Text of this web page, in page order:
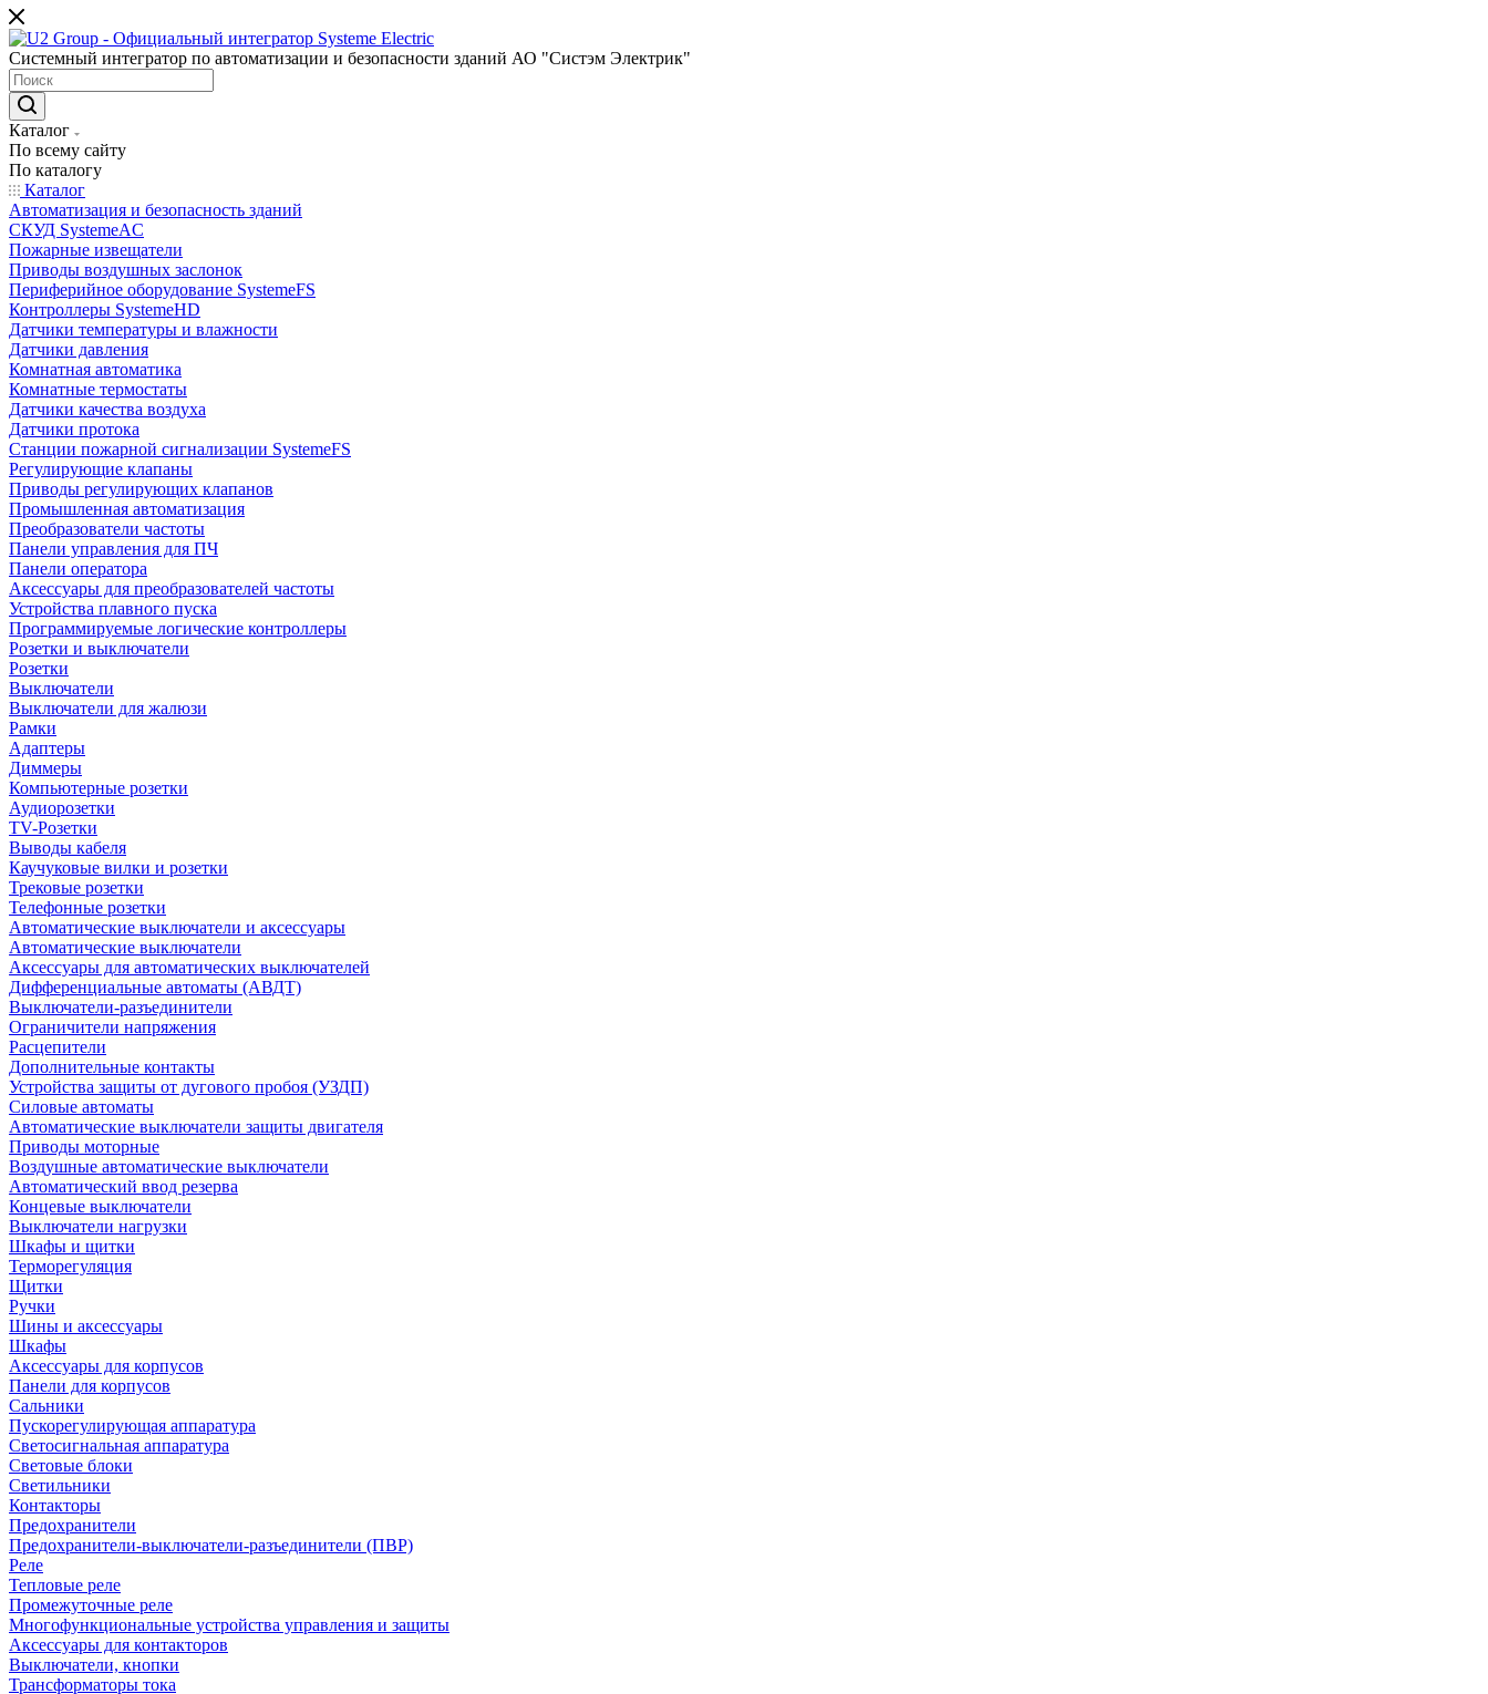
Системный интегратор по автоматизации и безопасности зданий АО "Систэм Электрик"
Каталог
По всему сайту
По каталогу
Каталог
Автоматизация и безопасность зданий
СКУД SystemeAC
Пожарные извещатели
Приводы воздушных заслонок
Периферийное оборудование SystemeFS
Контроллеры SystemeHD
Датчики температуры и влажности
Датчики давления
Комнатная автоматика
Комнатные термостаты
Датчики качества воздуха
Датчики протока
Станции пожарной сигнализации SystemeFS
Регулирующие клапаны
Приводы регулирующих клапанов
Промышленная автоматизация
Преобразователи частоты
Панели управления для ПЧ
Панели оператора
Аксессуары для преобразователей частоты
Устройства плавного пуска
Программируемые логические контроллеры
Розетки и выключатели
Розетки
Выключатели
Выключатели для жалюзи
Рамки
Адаптеры
Диммеры
Компьютерные розетки
Аудиорозетки
TV-Розетки
Выводы кабеля
Каучуковые вилки и розетки
Трековые розетки
Телефонные розетки
Автоматические выключатели и аксессуары
Автоматические выключатели
Аксессуары для автоматических выключателей
Дифференциальные автоматы (АВДТ)
Выключатели-разъединители
Ограничители напряжения
Расцепители
Дополнительные контакты
Устройства защиты от дугового пробоя (УЗДП)
Силовые автоматы
Автоматические выключатели защиты двигателя
Приводы моторные
Воздушные автоматические выключатели
Автоматический ввод резерва
Концевые выключатели
Выключатели нагрузки
Шкафы и щитки
Терморегуляция
Щитки
Ручки
Шины и аксессуары
Шкафы
Аксессуары для корпусов
Панели для корпусов
Сальники
Пускорегулирующая аппаратура
Светосигнальная аппаратура
Световые блоки
Светильники
Контакторы
Предохранители
Предохранители-выключатели-разъединители (ПВР)
Реле
Тепловые реле
Промежуточные реле
Многофункциональные устройства управления и защиты
Аксессуары для контакторов
Выключатели, кнопки
Трансформаторы тока